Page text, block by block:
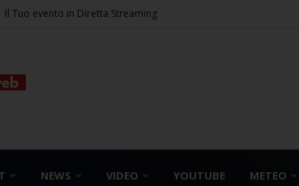
Il Tuo evento in Diretta Streaming
NEWS VIDEO YOUTUBE METEO